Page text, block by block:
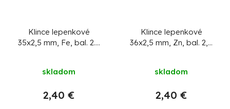
Klince lepenkové
35x2,5 mm, Fe, bal. 2.5
skladom
2,40 €
Klince lepenkové
36x2,5 mm, Zn, bal. 2,5
skladom
2,40 €